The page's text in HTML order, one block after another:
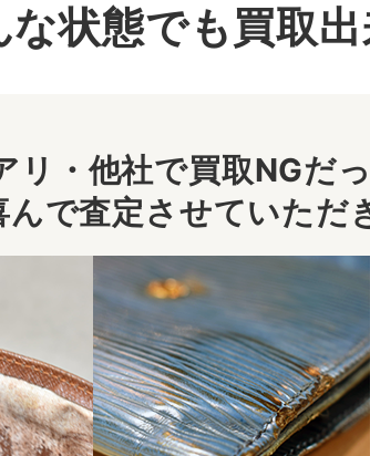
な状態でも買取出
リ・他社で買取NGだ
んで査定させていただ